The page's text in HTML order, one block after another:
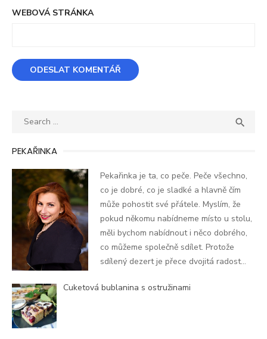
WEBOVÁ STRÁNKA
Search

PEKAŘINKA
Pekařinka je ta, co peče. Peče všechno,
co je dobré, co je sladké a hlavně čím
může pohostit své přátele. Myslím, že
pokud někomu nabídneme místo u stolu,
měli bychom nabídnout i něco dobrého,
co můžeme společně sdílet. Protože
sdílený dezert je přece dvojitá radost...
Cuketová bublanina s ostružinami